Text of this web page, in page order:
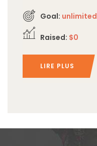
Goal: unlimited
Raised: $0
LIRE PLUS